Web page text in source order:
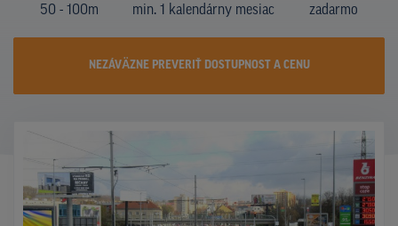
KTO SME
KONTAKTY
50 - 100m min. 1 kalendárny mesiac zadarmo
NEZÁVÄZNE PREVERIŤ DOSTUPNOST A CENU